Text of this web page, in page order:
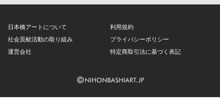
日本橋アートについて
社会貢献活動の取り組み
運営会社
利用規約
プライバシーポリシー
特定商取引法に基づく表記